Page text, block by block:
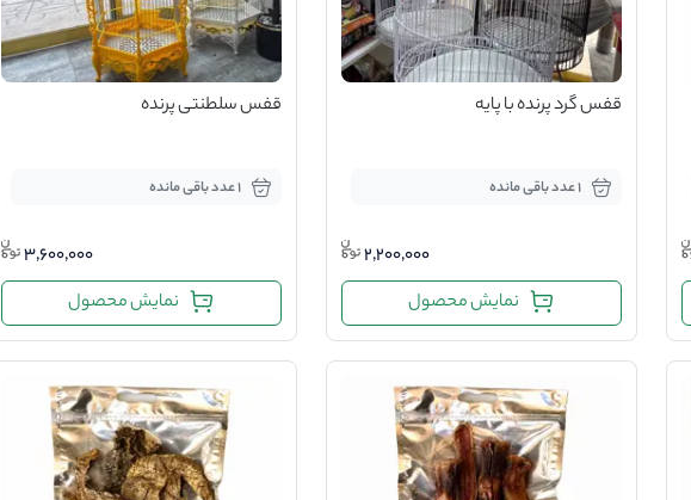
قفس گرد پرنده با پایه
1 عدد باقی مانده
2,200,000
نمایش محصول
قفس سلطنتی پرنده
1 عدد باقی مانده
3,600,000
نمایش محصول